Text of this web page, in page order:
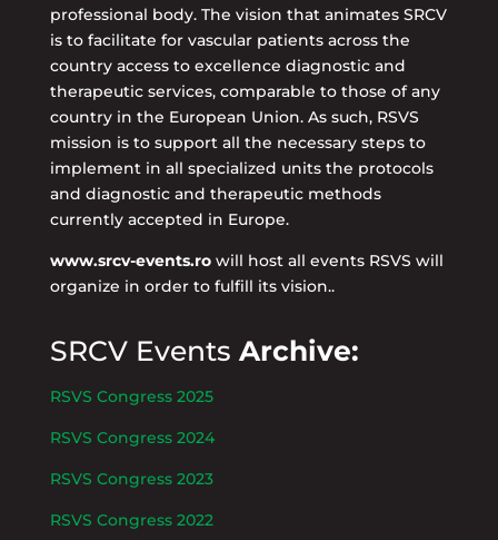
professional body. The vision that animates SRCV
is to facilitate for vascular patients across the
country access to excellence diagnostic and
therapeutic services, comparable to those of any
country in the European Union. As such, RSVS
mission is to support all the necessary steps to
implement in all specialized units the protocols
and diagnostic and therapeutic methods
currently accepted in Europe.
www.srcv-events.rowill host all events RSVS will
organize in order to fulfill its vision..
SRCV Events Archive:
RSVS Congress 2025
RSVS Congress 2024
RSVS Congress 2023
RSVS Congress 2022